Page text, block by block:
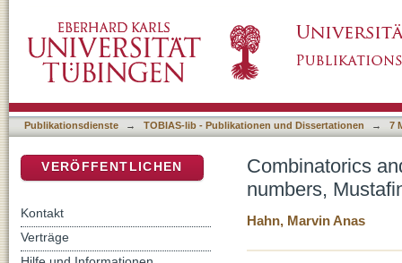
tropical geometry
Publikationsdienste → TOBIAS-lib - Publikationen und Dissertationen → 7
Combinatorics
numbers,
Hahn, Marvin Anas
VERÖFFENTLICHEN
Kontakt
Verträge